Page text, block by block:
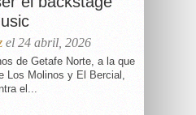
el 24 abril, 2026
de Getafe Norte, a la que
Los Molinos y El Bercial,
el...